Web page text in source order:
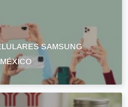
SAMSUNG